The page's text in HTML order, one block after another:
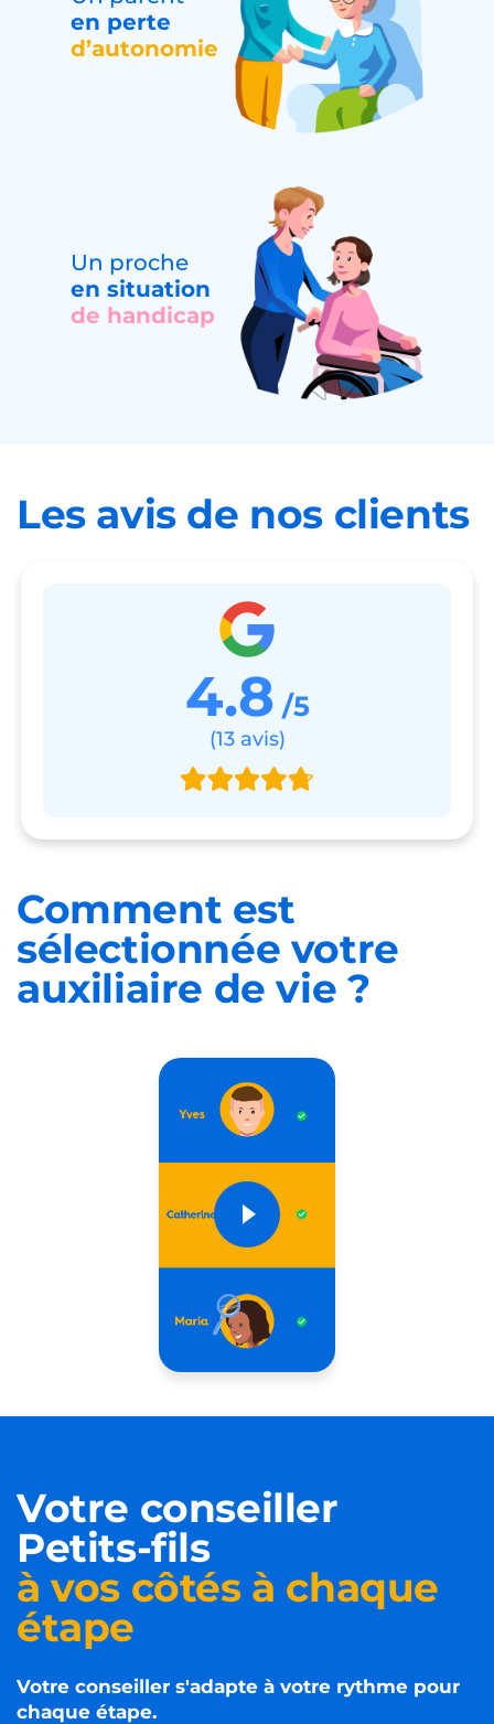
en perte
d’autonomie
Un proche
en situation
de handicap
Les avis de nos clients
4.8 /5
(13 avis)
Comment est
sélectionnée votre
auxiliaire de vie ?
Votre conseiller
Petits-fils
à vos côtés à chaque
étape
Votre conseiller s'adapte à votre rythme pour
chaque étape.